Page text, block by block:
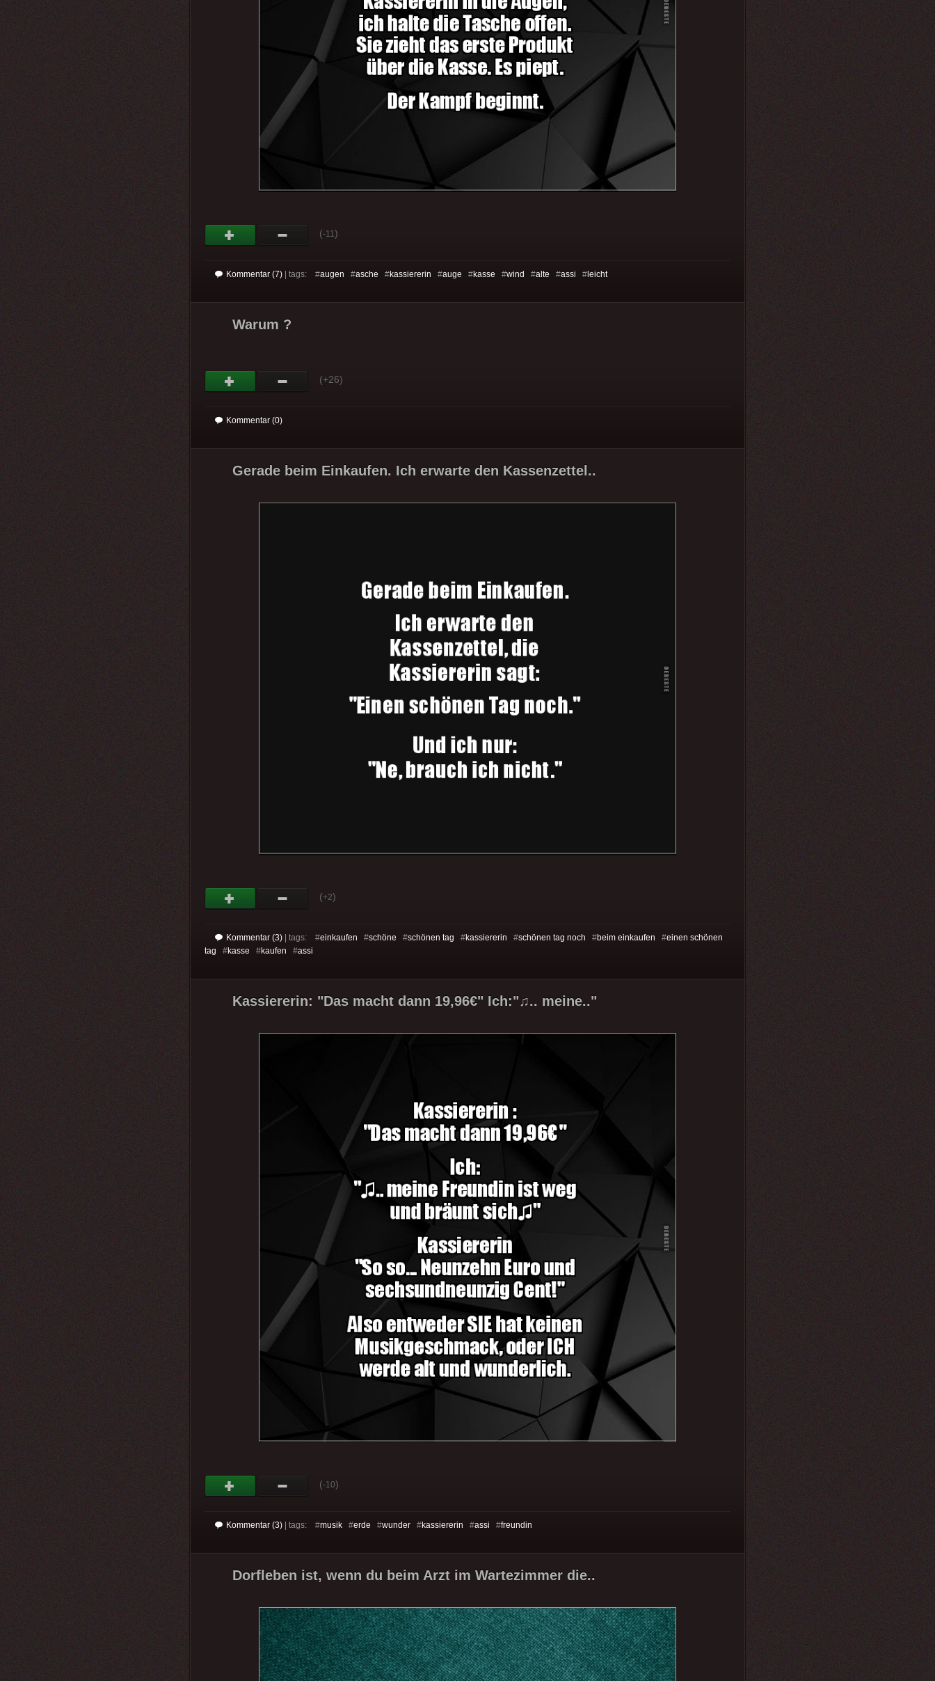
(-11 )
Kommentar (7) | tags: #augen #asche #kassiererin #auge #kasse #wind #alte #assi # leicht
Warum ?
(+26)
Kommentar (0)
Gerade beim Einkaufen. Ich erwarte den Kassenzettel..
(+2)
Kommentar (3) | tags: #einkaufen #schöne #schönen tag #kassiererin #schönen tag noch #beim einkaufen #einen schönen
tag #kasse #kaufen #assi
Kassiererin: "Das macht dann 19,96€" Ich:"♫.. meine.."
(-10)
Kommentar (3) | tags: #musik #erde #wunder #kassiererin #assi #freundin
Dorfleben ist, wenn du beim Arzt im Wartezimmer die..